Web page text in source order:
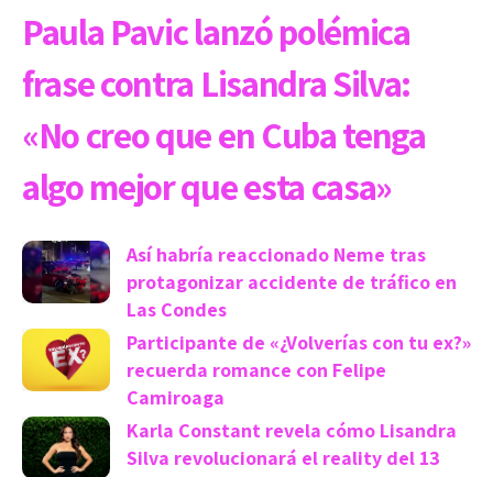
Paula Pavic lanzó polémica
frase contra Lisandra Silva:
«No creo que en Cuba tenga
algo mejor que esta casa»
Así habría reaccionado Neme tras
protagonizar accidente de tráfico en
Las Condes
Participante de «¿Volverías con tu ex?»
recuerda romance con Felipe
Camiroaga
Karla Constant revela cómo Lisandra
Silva revolucionará el reality del 13